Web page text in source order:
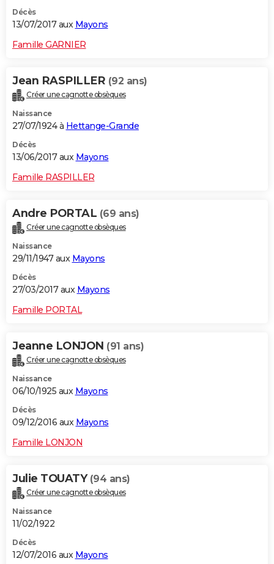
Décès
13/07/2017 aux Mayons
Famille GARNIER
Jean RASPILLER (92 ans)
Créer une cagnotte obsèques
Naissance
27/07/1924 à Hettange-Grande
Décès
13/06/2017 aux Mayons
Famille RASPILLER
Andre PORTAL (69 ans)
Créer une cagnotte obsèques
Naissance
29/11/1947 aux Mayons
Décès
27/03/2017 aux Mayons
Famille PORTAL
Jeanne LONJON (91 ans)
Créer une cagnotte obsèques
Naissance
06/10/1925 aux Mayons
Décès
09/12/2016 aux Mayons
Famille LONJON
Julie TOUATY (94 ans)
Créer une cagnotte obsèques
Naissance
11/02/1922
Décès
12/07/2016 aux Mayons